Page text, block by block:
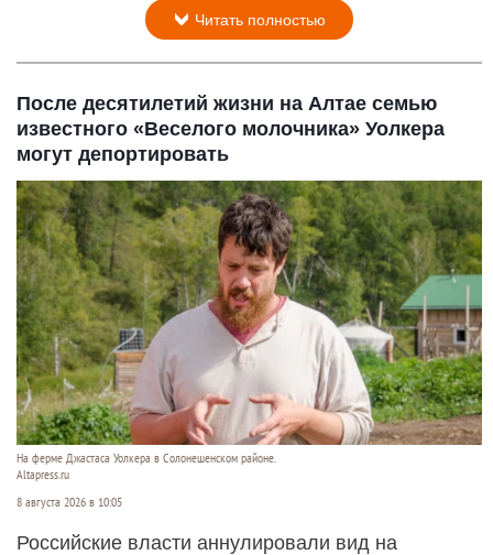
Читать полностью
После десятилетий жизни на Алтае семью
известного «Веселого молочника» Уолкера
могут депортировать
На ферме Джастаса Уолкера в Солонешенском районе.
Altapress.ru
8 августа 2026 в 10:05
Российские власти аннулировали вид на